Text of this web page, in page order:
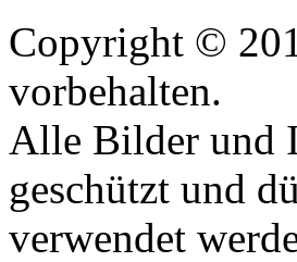
Copyright ©
vorbehalten.
Alle Bilder und
geschützt und
verwendet